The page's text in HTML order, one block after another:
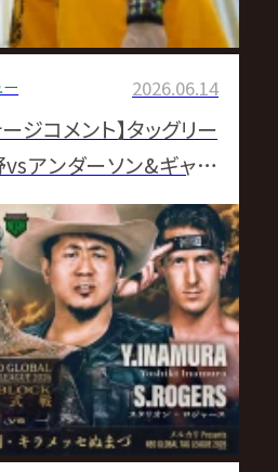
ー 2026.06.14
ジコメント】タッグリー
アンダーソン&ギャロ
勝も届かず▼恐怖のW
神…タッグリーグ屈辱
欠場Hi69に代わって大
諾で小峠とGHCジュニ